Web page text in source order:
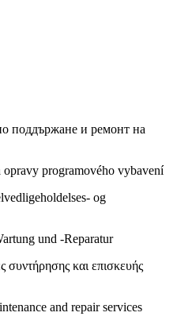
поддържане и ремонт на
programového vybavení
og
und -Reparatur
και επισκευής
and repair services